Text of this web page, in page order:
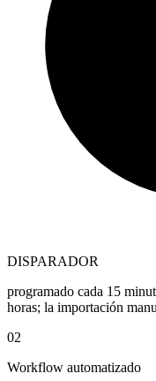
DISPARADOR
programado cada 15
horas; la importación
02
Workflow automatizado